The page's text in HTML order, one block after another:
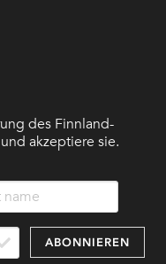
des Finnland-
akzeptiere sie.
ABONNIEREN